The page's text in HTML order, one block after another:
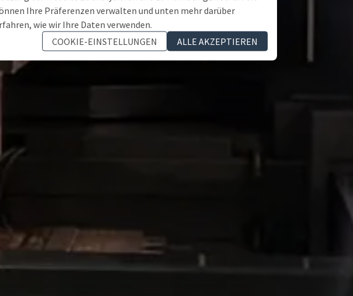
Ihre Präferenzen verwalten und unten mehr darüber
wie wir Ihre Daten verwenden.
COOKIE-EINSTELLUNGEN
ALLE AKZEPTIEREN